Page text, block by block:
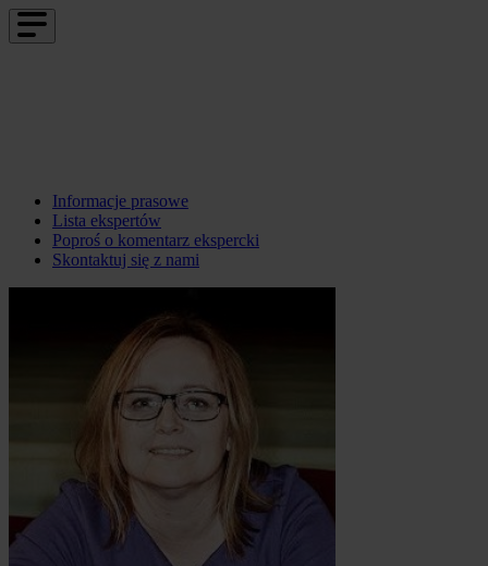
Informacje prasowe
Lista ekspertów
Poproś o komentarz ekspercki
Skontaktuj się z nami